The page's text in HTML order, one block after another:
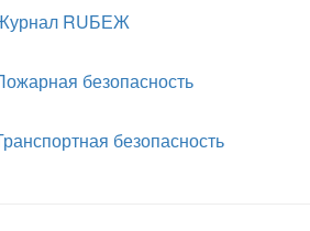
RUБЕЖ
безопасность
безопасность